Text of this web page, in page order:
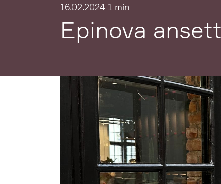
16.02.2024 1 min
Epinova